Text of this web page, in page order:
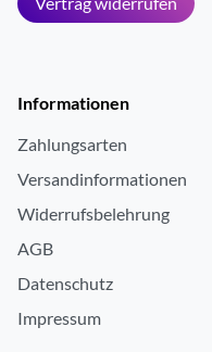
Informationen
Zahlungsarten
Versandinformationen
Widerrufsbelehrung
AGB
Datenschutz
Impressum